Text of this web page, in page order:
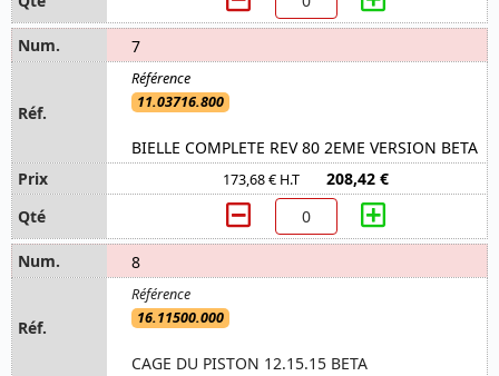
7
11.03716.800
BIELLE COMPLETE REV 80 2EME VERSION BETA
173,68 € H.T 208,42 €
8
16.11500.000
CAGE DU PISTON 12.15.15 BETA